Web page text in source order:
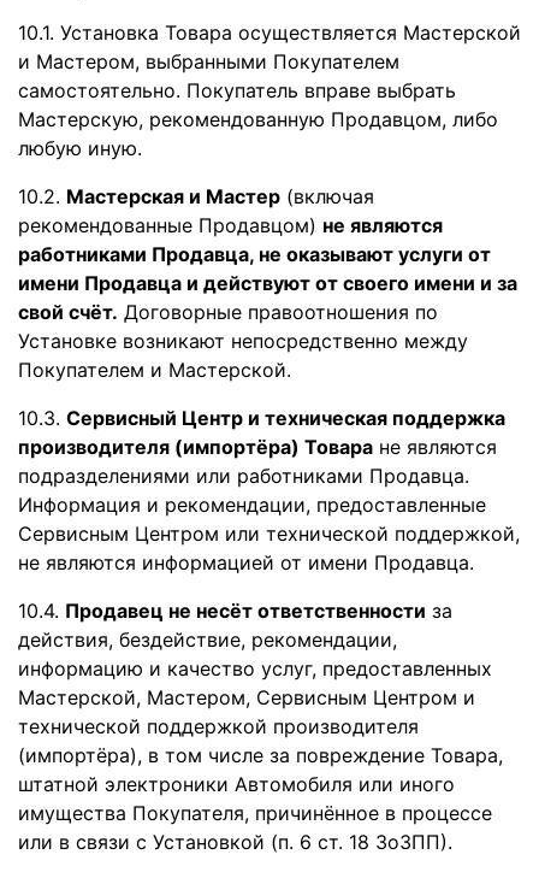
10.1. Установка Товара осуществляется Мастерской
и Мастером, выбранными Покупателем
самостоятельно. Покупатель вправе выбрать
Мастерскую, рекомендованную Продавцом, либо
любую иную.
10.2. Мастерская и Мастер (включая
рекомендованные Продавцом) не являются
работниками Продавца, не оказывают услуги от
имени Продавца и действуют от своего имени и за
свой счёт. Договорные правоотношения по
Установке возникают непосредственно между
Покупателем и Мастерской.
10.3. Сервисный Центр и техническая поддержка
производителя (импортёра) Товара не являются
подразделениями или работниками Продавца.
Информация и рекомендации, предоставленные
Сервисным Центром или технической поддержкой,
не являются информацией от имени Продавца.
10.4. Продавец не несёт ответственности за
действия, бездействие, рекомендации,
информацию и качество услуг, предоставленных
Мастерской, Мастером, Сервисным Центром и
технической поддержкой производителя
(импортёра), в том числе за повреждение Товара,
штатной электроники Автомобиля или иного
имущества Покупателя, причинённое в процессе
или в связи с Установкой (п. 6 ст. 18 ЗоЗПП).